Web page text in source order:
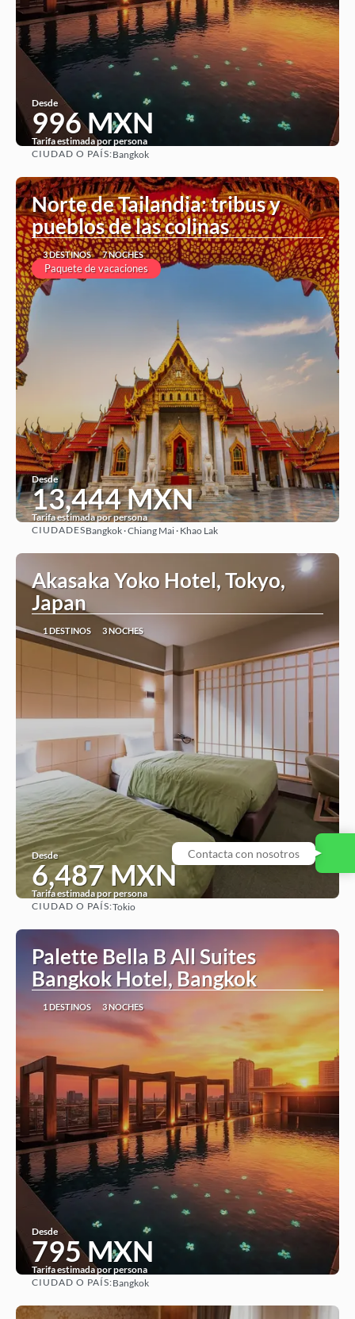
Desde
996 MXN
Tarifa estimada por persona
CIUDAD O PAÍS:Bangkok
Norte de Tailandia: tribus y
pueblos de las colinas
3 DESTINOS 7 NOCHES
Paquete de vacaciones
Desde
13,444 MXN
Tarifa estimada por persona
Ver
CIUDADESBangkok · Chiang Mai · Khao Lak
Akasaka Yoko Hotel, Tokyo,
Japan
1 DESTINOS 3 NOCHES
Desde
6,487 MXN
Tarifa estimada por persona
CIUDAD O PAÍS:Tokio
Palette Bella B All Suites
Bangkok Hotel, Bangkok
1 DESTINOS 3 NOCHES
Desde
795 MXN
Tarifa estimada por persona
CIUDAD O PAÍS:Bangkok